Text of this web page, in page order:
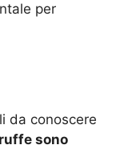
per
da conoscere
sono